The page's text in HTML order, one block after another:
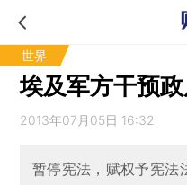
世界
埃及军方干预
2013年07月05日 16:32
暂停宪法，赋权予宪法